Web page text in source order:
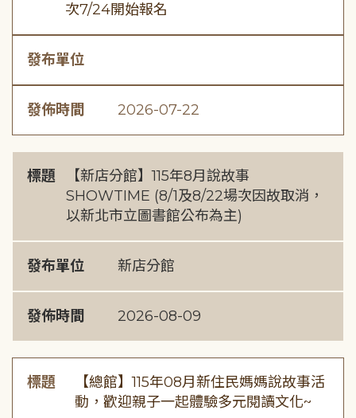
次7/24開始報名
發布單位
發佈時間 2026-07-22
標題
【新店分館】115年8月說故事
SHOWTIME (8/1及8/22場次因故取消，
以新北市立圖書館公布為主)
發布單位 新店分館
發佈時間 2026-08-09
標題
【總館】115年08月新住民媽媽說故事活
動，歡迎親子一起體驗多元閱讀文化~